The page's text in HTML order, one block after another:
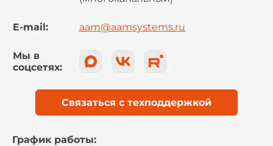
E-mail: aam@aamsystems.ru
Мы в
соцсетях:
Связаться с техподдержкой
График работы: